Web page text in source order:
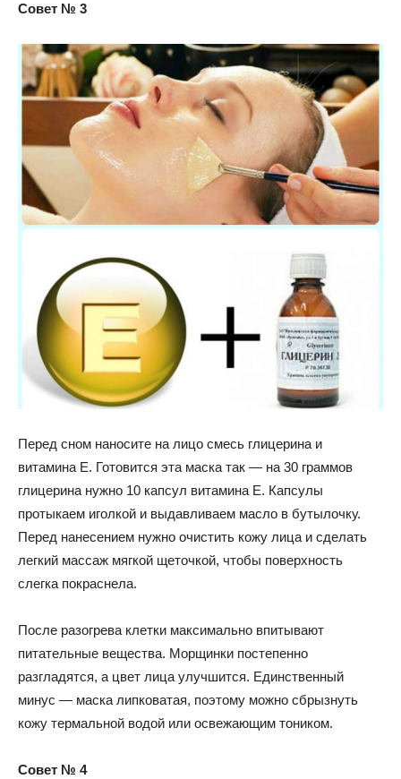
Совет № 3
Перед сном наносите на лицо смесь глицерина и
витамина Е. Готовится эта маска так — на 30 граммов
глицерина нужно 10 капсул витамина Е. Капсулы
протыкаем иголкой и выдавливаем масло в бутылочку.
Перед нанесением нужно очистить кожу лица и сделать
легкий массаж мягкой щеточкой, чтобы поверхность
слегка покраснела.
После разогрева клетки максимально впитывают
питательные вещества. Морщинки постепенно
разгладятся, а цвет лица улучшится. Единственный
минус — маска липковатая, поэтому можно сбрызнуть
кожу термальной водой или освежающим тоником.
Совет № 4